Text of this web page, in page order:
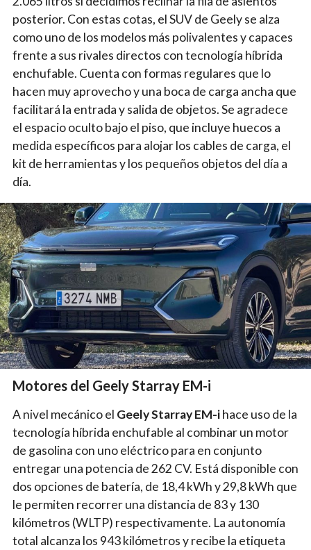
posterior. Con estas cotas, el SUV de Geely se alza
como uno de los modelos más polivalentes y capaces
frente a sus rivales directos con tecnología híbrida
enchufable. Cuenta con formas regulares que lo
hacen muy aprovecho y una boca de carga ancha que
facilitará la entrada y salida de objetos. Se agradece
el espacio oculto bajo el piso, que incluye huecos a
medida específicos para alojar los cables de carga, el
kit de herramientas y los pequeños objetos del día a
día.
Motores del Geely Starray EM-i
A nivel mecánico el Geely Starray EM-ihace uso de la
tecnología híbrida enchufable al combinar un motor
de gasolina con uno eléctrico para en conjunto
entregar una potencia de 262 CV. Está disponible con
dos opciones de batería, de 18,4 kWh y 29,8 kWh que
le permiten recorrer una distancia de 83 y 130
kilómetros (WLTP) respectivamente. La autonomía
total alcanza los 943 kilómetros y recibe la etiqueta